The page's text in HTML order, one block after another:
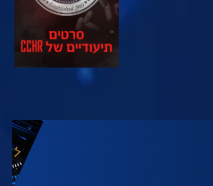
בדוק את הסדרה